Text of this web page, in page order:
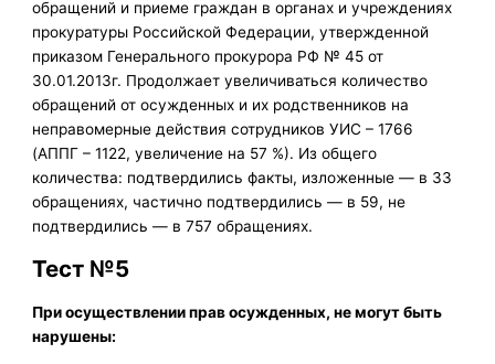
обращений и приеме граждан в органах и учреждениях
прокуратуры Российской Федерации, утвержденной
приказом Генерального прокурора РФ № 45 от
30.01.2013г. Продолжает увеличиваться количество
обращений от осужденных и их родственников на
неправомерные действия сотрудников УИС – 1766
(АППГ – 1122, увеличение на 57 %). Из общего
количества: подтвердились факты, изложенные — в 33
обращениях, частично подтвердились — в 59, не
подтвердились — в 757 обращениях.
Тест №5
При осуществлении прав осужденных, не могут быть
нарушены: